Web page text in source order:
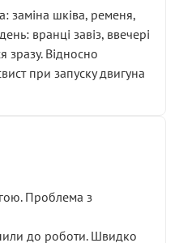
заміна шківа, ременя,
вранці завіз, ввечері
зразу. Відносно
при запуску двигуна
Проблема з
до роботи. Швидко